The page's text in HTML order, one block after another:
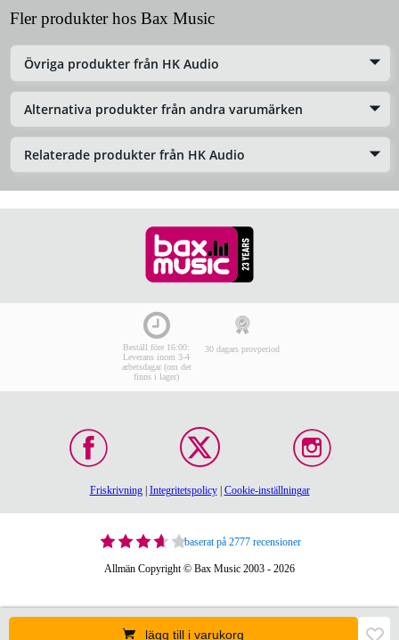
Fler produkter hos Bax Music
Övriga produkter från HK Audio
Alternativa produkter från andra varumärken
Relaterade produkter från HK Audio
lägg till i varukorg
Beställ före 16:00:
Leverans inom 3-4
arbetsdagar (om det
finns i lager)
30 dagars provperiod
Friskrivning| Integritetspolicy| Cookie-inställningar
baserat på 2777 recensioner
Allmän Copyright © Bax Music 2003 - 2026